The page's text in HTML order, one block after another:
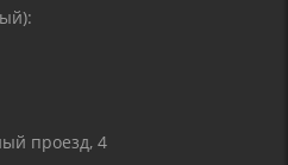
проезд, 4